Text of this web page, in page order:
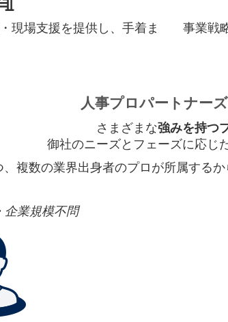
現場支援を提供し、手着ま
事業戦
人事プロパートナー
さまざまな強みを持つ
御社のニーズとフェーズに応じ
複数の業界出身者のプロが所属する
企業規模不問